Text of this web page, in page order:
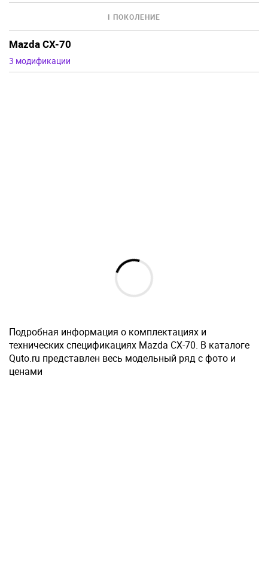
I ПОКОЛЕНИЕ
Mazda CX-70
3 модификации
Подробная информация о комплектациях и
технических спецификациях Mazda CX-70. В каталоге
Quto.ru представлен весь модельный ряд с фото и
ценами